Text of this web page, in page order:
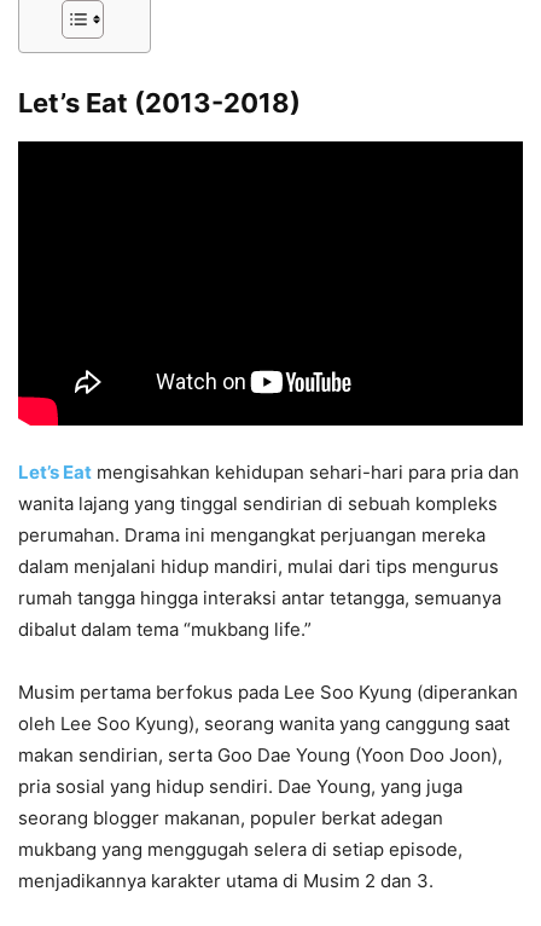
Let’s Eat (2013-2018)
Let’s Eat mengisahkan kehidupan sehari-hari para pria dan
wanita lajang yang tinggal sendirian di sebuah kompleks
perumahan. Drama ini mengangkat perjuangan mereka
dalam menjalani hidup mandiri, mulai dari tips mengurus
rumah tangga hingga interaksi antar tetangga, semuanya
dibalut dalam tema “mukbang life.”
Musim pertama berfokus pada Lee Soo Kyung (diperankan
oleh Lee Soo Kyung), seorang wanita yang canggung saat
makan sendirian, serta Goo Dae Young (Yoon Doo Joon),
pria sosial yang hidup sendiri. Dae Young, yang juga
seorang blogger makanan, populer berkat adegan
mukbang yang menggugah selera di setiap episode,
menjadikannya karakter utama di Musim 2 dan 3.